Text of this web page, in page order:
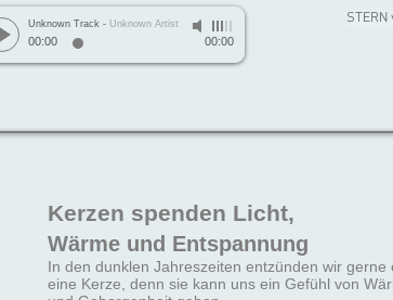
Unknown Track - Unknown Artist
00:00 00:00
STERN
Kerzen spenden Licht,
Wärme und Entspannung
In den dunklen Jahreszeiten entzünden wir gerne
eine Kerze, denn sie kann uns ein Gefühl von